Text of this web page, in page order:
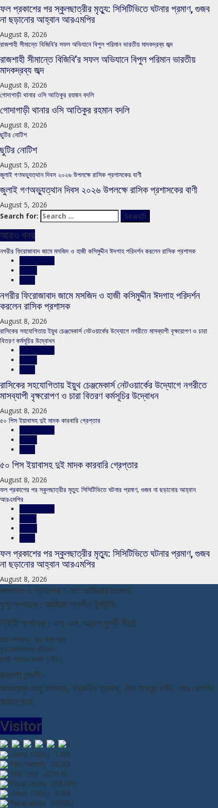
ফল প্রকাশের পর স্কুলছাত্রীর মৃত্যু: সিসিটিভিতে ঘটনার প্রমাণ, গুজব
না ছড়ানোর আহ্বান আরএমপির
August 8, 2026
রাজশাহী সীমান্তে বিজিবি’র সফল অভিযানে বিপুল পরিমান ভারতীয় মাদকদ্রব্য জব্দ
রাজশাহী সীমান্তে বিজিবি’র সফল অভিযানে বিপুল পরিমান ভারতীয়
মাদকদ্রব্য জব্দ
August 8, 2026
গোদাগাড়ী থানার ওসি আতিকুর রহমান বদলি
গোদাগাড়ী থানার ওসি আতিকুর রহমান বদলি
August 8, 2026
ছুটির নোটিশ
ছুটির নোটিশ
August 5, 2026
জুলাই গণঅভ্যুত্থান দিবস ২০২৬ উপলক্ষে রাসিক প্রশাসকের বাণী
জুলাই গণঅভ্যুত্থান দিবস ২০২৬ উপলক্ষে রাসিক প্রশাসকের বাণী
August 5, 2026
Search for:
আরও খবর
নগরীর ফিরোজাবাদ জামে মসজিদ ও হাজী কসিমুদ্দীন ঈদগাহ পরিদর্শন করলেন রাসিক প্রশাসক
নগরীর ফিরোজাবাদ জামে মসজিদ ও হাজী কসিমুদ্দীন ঈদগাহ পরিদর্শন
করলেন রাসিক প্রশাসক
August 8, 2026
রাসিকের সহযোগিতায় ইয়ুথ চেঞ্জমেকার্স নেটওয়ার্কের উদ্যোগে নগরীতে মাসব্যাপী বৃক্ষরোপণ ও চারা
বিতরণ কর্মসূচির উদ্বোধন
রাসিকের সহযোগিতায় ইয়ুথ চেঞ্জমেকার্স নেটওয়ার্কের উদ্যোগে নগরীতে
মাসব্যাপী বৃক্ষরোপণ ও চারা বিতরণ কর্মসূচির উদ্বোধন
August 8, 2026
৫০ পিস ইয়াবাসহ দুই মাদক কারবারি গ্রেপ্তার
৫০ পিস ইয়াবাসহ দুই মাদক কারবারি গ্রেপ্তার
August 8, 2026
ফল প্রকাশের পর স্কুলছাত্রীর মৃত্যু: সিসিটিভিতে ঘটনার প্রমাণ, গুজব না ছড়ানোর আহ্বান
আরএমপির
ফল প্রকাশের পর স্কুলছাত্রীর মৃত্যু: সিসিটিভিতে ঘটনার প্রমাণ, গুজব
না ছড়ানোর আহ্বান আরএমপির
August 8, 2026
সম্পাদক ও প্রকাশক : মো: আজিবার রহমান
যুগ্ম সম্পাদক : আজিমা পারভীন টুকটুকি
নির্বাহী সম্পাদক : এস. এম. আব্দুল মুগনী নীরো
বার্তা সম্পাদক : মো: মাসুদ রানা
যুগ্ম-ব্যবস্থাপনা পরিচালক :
কাজী আসাদুর রহমান ( টিটু )
উপদেষ্টা মন্ডলী:-
আলহাজ্ব আবু বাক্কার, ইব্রাহিম হায়দার, মোঃ মামনুর রশীদ, মোঃ মোর্শেদ
কামাল রানা
Visitor
Users Today : 1759
This Month : 29755
This Year : 227140
Total Users : 255704
Views Today : 3782
Total views : 920387